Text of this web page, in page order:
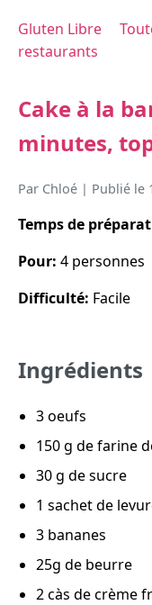
Gluten Libre
restaurants
Cake à la
minutes,
Par Chloé | Publié le
Temps de
Pour: 4 personnes
Difficulté: Facile
Ingrédients
3 oeufs
150 g de farine
30 g de sucre
1 sachet de
3 bananes
25g de beurre
2 càs de crème